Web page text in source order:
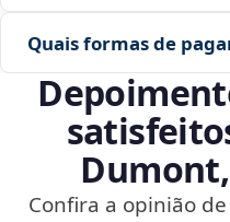
Quais formas de
Confira a opinião